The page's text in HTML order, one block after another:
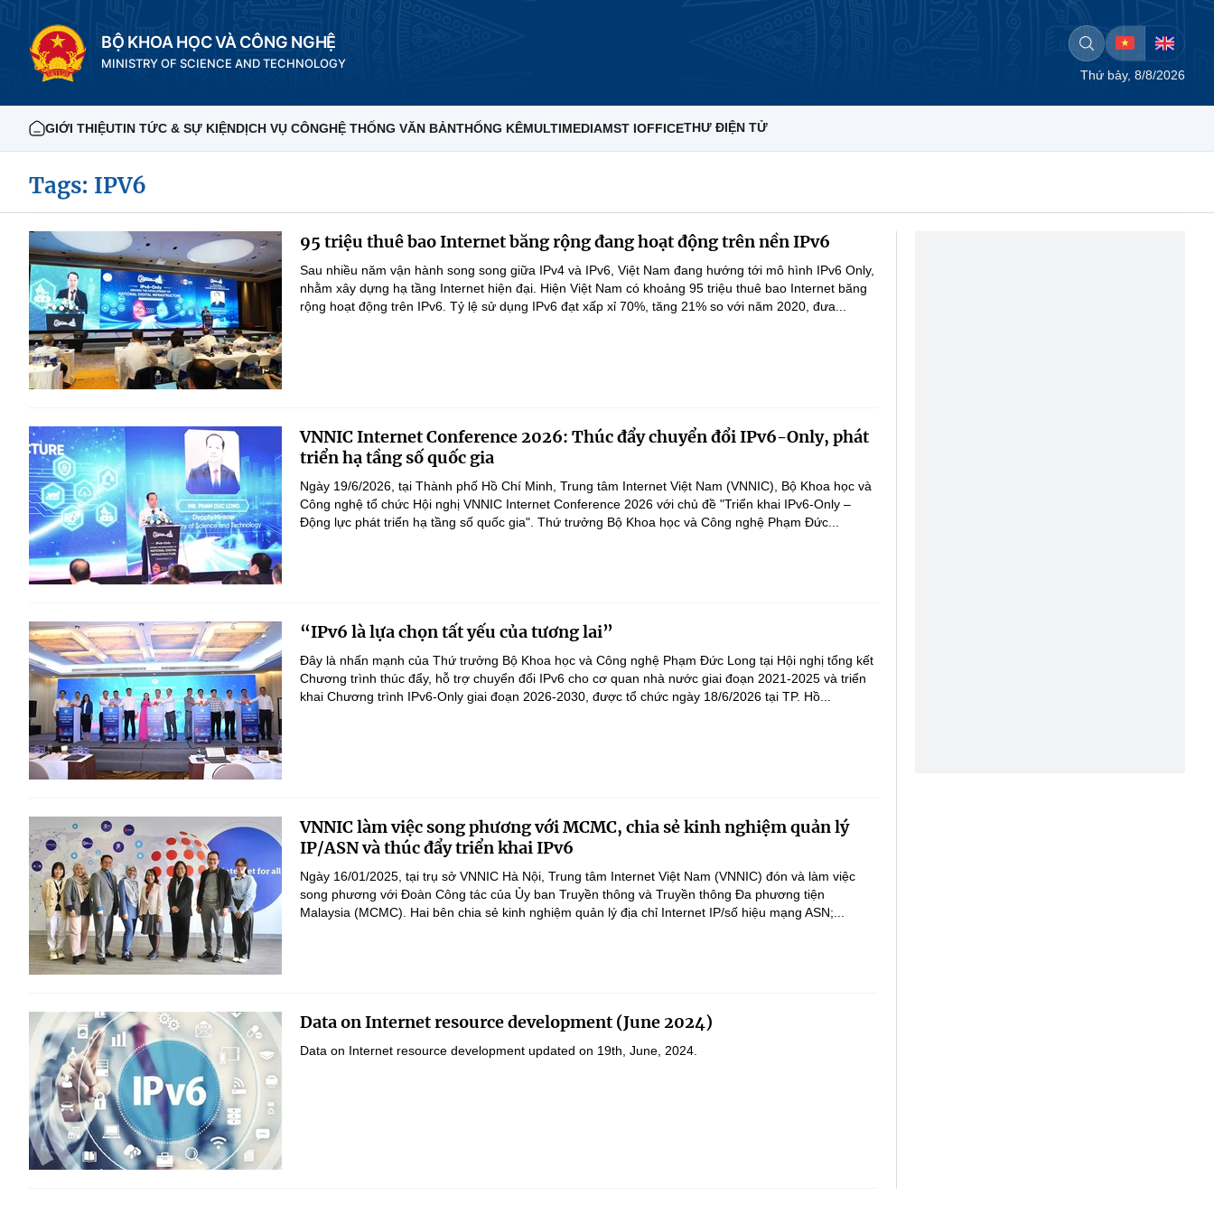
BỘ KHOA HỌC VÀ CÔNG NGHỆ
MINISTRY OF SCIENCE AND TECHNOLOGY
Thứ bảy, 8/8/2026
GIỚI THIỆUTIN TỨC & SỰ KIỆNDỊCH VỤ CÔNGHỆ THỐNG VĂN BẢNTHỐNG KÊMULTIMEDIAMST IOFFICETHƯ ĐIỆN TỬ
Tags: IPV6
95 triệu thuê bao Internet băng rộng đang hoạt động trên nền IPv6
Sau nhiều năm vận hành song song giữa IPv4 và IPv6, Việt Nam đang hướng tới mô hình IPv6 Only,
nhằm xây dựng hạ tầng Internet hiện đại. Hiện Việt Nam có khoảng 95 triệu thuê bao Internet băng
rộng hoạt động trên IPv6. Tỷ lệ sử dụng IPv6 đạt xấp xỉ 70%, tăng 21% so với năm 2020, đưa...
VNNIC Internet Conference 2026: Thúc đẩy chuyển đổi IPv6-Only, phát
triển hạ tầng số quốc gia
Ngày 19/6/2026, tại Thành phố Hồ Chí Minh, Trung tâm Internet Việt Nam (VNNIC), Bộ Khoa học và
Công nghệ tổ chức Hội nghị VNNIC Internet Conference 2026 với chủ đề "Triển khai IPv6-Only –
Động lực phát triển hạ tầng số quốc gia". Thứ trưởng Bộ Khoa học và Công nghệ Phạm Đức...
“IPv6 là lựa chọn tất yếu của tương lai”
Đây là nhấn mạnh của Thứ trưởng Bộ Khoa học và Công nghệ Phạm Đức Long tại Hội nghị tổng kết
Chương trình thúc đẩy, hỗ trợ chuyển đổi IPv6 cho cơ quan nhà nước giai đoạn 2021-2025 và triển
khai Chương trình IPv6-Only giai đoạn 2026-2030, được tổ chức ngày 18/6/2026 tại TP. Hồ...
VNNIC làm việc song phương với MCMC, chia sẻ kinh nghiệm quản lý
IP/ASN và thúc đẩy triển khai IPv6
Ngày 16/01/2025, tại trụ sở VNNIC Hà Nội, Trung tâm Internet Việt Nam (VNNIC) đón và làm việc
song phương với Đoàn Công tác của Ủy ban Truyền thông và Truyền thông Đa phương tiện
Malaysia (MCMC). Hai bên chia sẻ kinh nghiệm quản lý địa chỉ Internet IP/số hiệu mạng ASN;...
Data on Internet resource development (June 2024)
Data on Internet resource development updated on 19th, June, 2024.